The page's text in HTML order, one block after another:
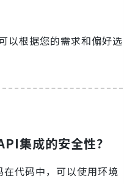
以根据您的需求和偏好选
集成的安全性？
代码中，可以使用环境